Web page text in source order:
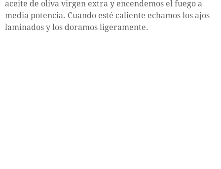
aceite de oliva virgen extra y encendemos el fuego a
media potencia. Cuando esté caliente echamos los ajos
laminados y los doramos ligeramente.